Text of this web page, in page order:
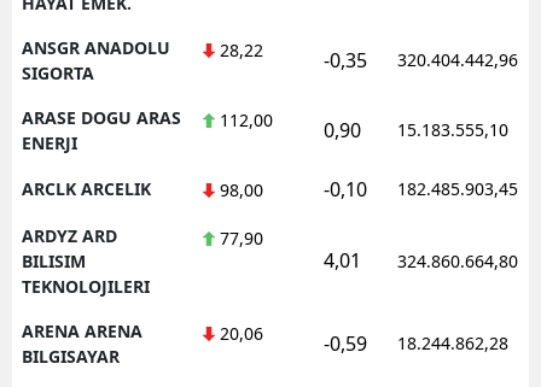
ANSGR ANADOLU
SIGORTA
28,22 -0,35 320.404.442,96
ARASE DOGU ARAS
ENERJI
112,00 0,90 15.183.555,10
ARCLK ARCELIK 98,00 -0,10 182.485.903,45
ARDYZ ARD
BILISIM
TEKNOLOJILERI
77,90
4,01 324.860.664,80
ARENA ARENA
BILGISAYAR
20,06 -0,59 18.244.862,28